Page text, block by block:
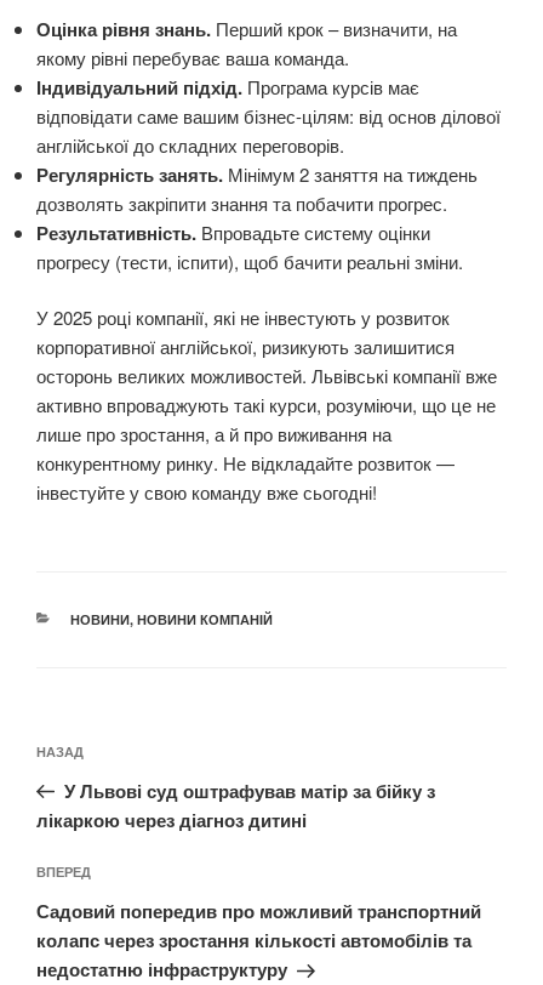
Оцінка рівня знань. Перший крок – визначити, на
якому рівні перебуває ваша команда.
Індивідуальний підхід. Програма курсів має
відповідати саме вашим бізнес-цілям: від основ ділової
англійської до складних переговорів.
Регулярність занять. Мінімум 2 заняття на тиждень
дозволять закріпити знання та побачити прогрес.
Результативність. Впровадьте систему оцінки
прогресу (тести, іспити), щоб бачити реальні зміни.
У 2025 році компанії, які не інвестують у розвиток
корпоративної англійської, ризикують залишитися
осторонь великих можливостей. Львівські компанії вже
активно впроваджують такі курси, розуміючи, що це не
лише про зростання, а й про виживання на
конкурентному ринку. Не відкладайте розвиток —
інвестуйте у свою команду вже сьогодні!
КАТЕГОРІЇ
НОВИНИ, НОВИНИ КОМПАНІЙ
записів
Попередній
запис:
НАЗАД
У Львові суд оштрафував матір за бійку з
лікаркою через діагноз дитині
Наступний
запис
ВПЕРЕД
Садовий попередив про можливий транспортний
колапс через зростання кількості автомобілів та
недостатню інфраструктуру